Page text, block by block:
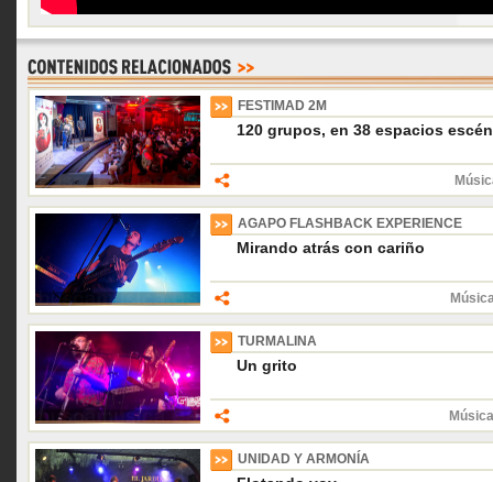
FESTIMAD 2M
120 grupos, en 38 espacios
AGAPO FLASHBACK EXPERIENCE
Mirando atrás con cariño
TURMALINA
Un grito
UNIDAD Y ARMONÍA